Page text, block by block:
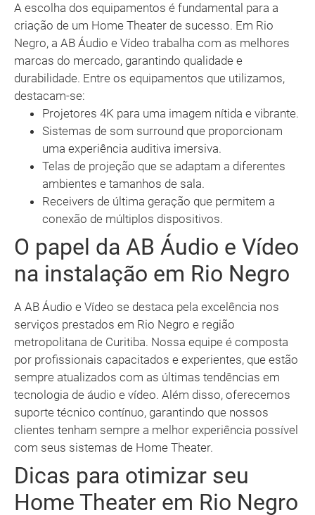
A escolha dos equipamentos é fundamental para a
criação de um Home Theater de sucesso. Em Rio
Negro, a AB Áudio e Vídeo trabalha com as melhores
marcas do mercado, garantindo qualidade e
durabilidade. Entre os equipamentos que utilizamos,
destacam-se:
Projetores 4K para uma imagem nítida e vibrante.
Sistemas de som surround que proporcionam
uma experiência auditiva imersiva.
Telas de projeção que se adaptam a diferentes
ambientes e tamanhos de sala.
Receivers de última geração que permitem a
conexão de múltiplos dispositivos.
O papel da AB Áudio e Vídeo
na instalação em Rio Negro
A AB Áudio e Vídeo se destaca pela excelência nos
serviços prestados em Rio Negro e região
metropolitana de Curitiba. Nossa equipe é composta
por profissionais capacitados e experientes, que estão
sempre atualizados com as últimas tendências em
tecnologia de áudio e vídeo. Além disso, oferecemos
suporte técnico contínuo, garantindo que nossos
clientes tenham sempre a melhor experiência possível
com seus sistemas de Home Theater.
Dicas para otimizar seu
Home Theater em Rio Negro